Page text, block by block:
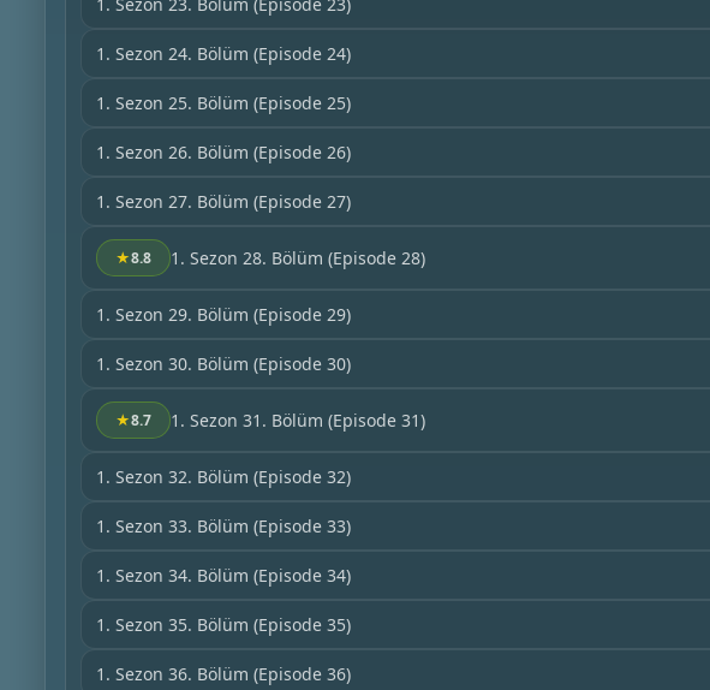
1. Sezon 24. Bölüm (Episode 24)
1. Sezon 25. Bölüm (Episode 25)
1. Sezon 26. Bölüm (Episode 26)
1. Sezon 27. Bölüm (Episode 27)
★8.8 1. Sezon 28. Bölüm (Episode 28)
1. Sezon 29. Bölüm (Episode 29)
1. Sezon 30. Bölüm (Episode 30)
★8.7 1. Sezon 31. Bölüm (Episode 31)
1. Sezon 32. Bölüm (Episode 32)
1. Sezon 33. Bölüm (Episode 33)
1. Sezon 34. Bölüm (Episode 34)
1. Sezon 35. Bölüm (Episode 35)
1. Sezon 36. Bölüm (Episode 36)